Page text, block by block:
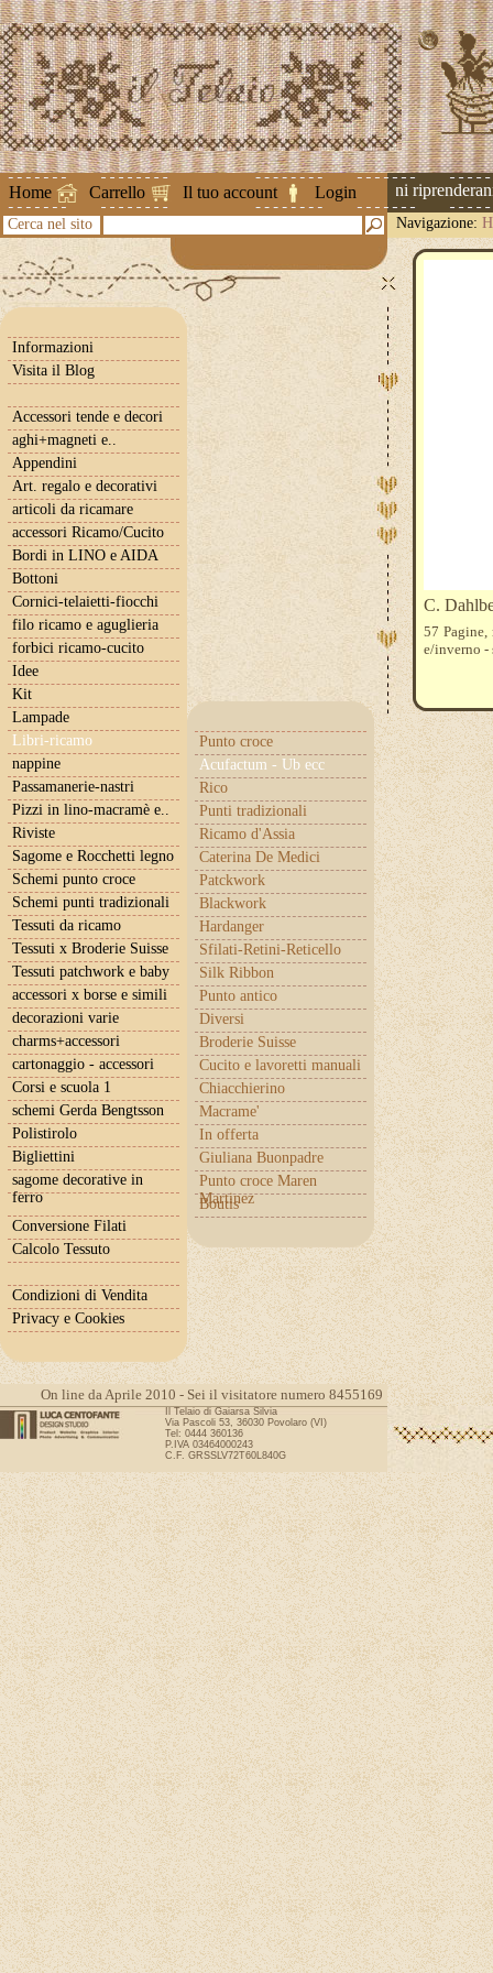
Home Carrello Il tuo account Login
Attenzione ! Le spedizioni
Cerca nel sito Navigazione:
Informazioni
Visita il Blog
Accessori tende e decori
aghi+magneti e..
Appendini
Art. regalo e decorativi
articoli da ricamare
accessori Ricamo/Cucito
Bordi in LINO e AIDA
Bottoni
Cornici-telaietti-fiocchi
filo ricamo e aguglieria
forbici ricamo-cucito
Idee
Kit
Lampade
Libri-ricamo
Punto croce
Acufactum - Ub ecc
Rico
Punti tradizionali
Ricamo d'Assia
Caterina De Medici
Patckwork
Blackwork
Hardanger
Sfilati-Retini-Reticello
Silk Ribbon
Punto antico
Diversi
Broderie Suisse
Cucito e lavoretti manuali
Chiacchierino
Macrame'
In offerta
Giuliana Buonpadre
Punto croce Maren
Martinez
Boutis
nappine
Passamanerie-nastri
Pizzi in lino-macramè e..
Riviste
Sagome e Rocchetti legno
Schemi punto croce
Schemi punti tradizionali
Tessuti da ricamo
Tessuti x Broderie Suisse
Tessuti patchwork e baby
accessori x borse e simili
decorazioni varie
charms+accessori
cartonaggio - accessori
Corsi e scuola 1
schemi Gerda Bengtsson
Polistirolo
Bigliettini
sagome decorative in
ferro
Conversione Filati
Calcolo Tessuto
Condizioni di Vendita
Privacy e Cookies
C.
57
e/inverno -
On line da Aprile 2010 - Sei il visitatore numero 8455169
Il Telaio di Gaiarsa Silvia
Via Pascoli 53, 36030 Povolaro (VI)
Tel: 0444 360136
P.IVA 03464000243
C.F. GRSSLV72T60L840G